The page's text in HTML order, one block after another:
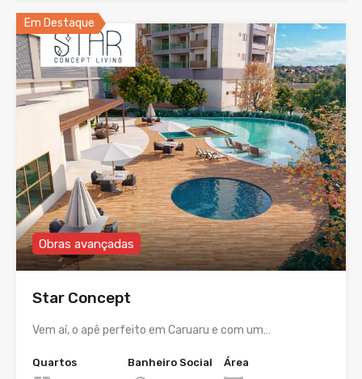
Em Destaque
Obras avançadas
Star Concept
Vem aí, o apê perfeito em Caruaru e com um…
Quartos
Banheiro Social
Área